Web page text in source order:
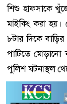
শিশু হাফসাকে
মাইকিং করা হয়।
৮টার দিকে
পাটিতে মোড়ানো
পুলিশ ঘটনাস্থল